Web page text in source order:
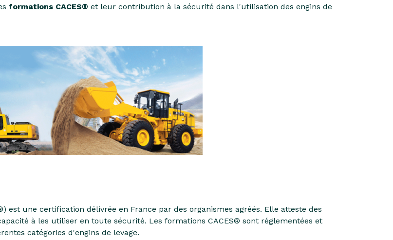
formations CACES® et leur contribution à la sécurité dans l'utilisation des engins de
est une certification délivrée en France par des organismes agréés. Elle atteste des
à les utiliser en toute sécurité. Les formations CACES® sont réglementées et
catégories d'engins de levage.